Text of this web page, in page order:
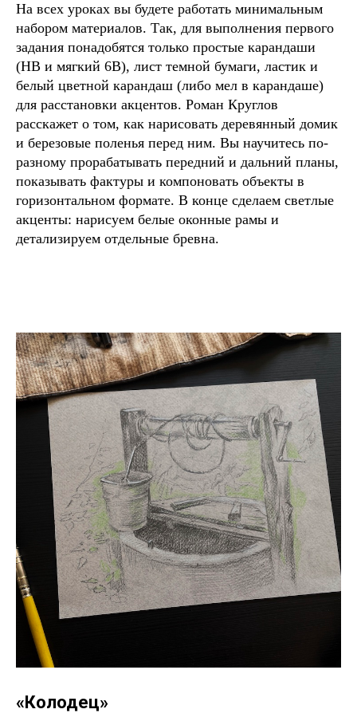
На всех уроках вы будете работать минимальным
набором материалов. Так, для выполнения первого
задания понадобятся только простые карандаши
(HB и мягкий 6B), лист темной бумаги, ластик и
белый цветной карандаш (либо мел в карандаше)
для расстановки акцентов. Роман Круглов
расскажет о том, как нарисовать деревянный домик
и березовые поленья перед ним. Вы научитесь по-
разному прорабатывать передний и дальний планы,
показывать фактуры и компоновать объекты в
горизонтальном формате. В конце сделаем светлые
акценты: нарисуем белые оконные рамы и
детализируем отдельные бревна.
«Колодец»